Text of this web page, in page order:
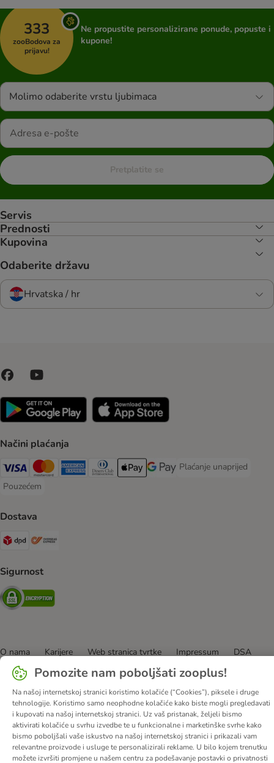
333
zooBodova za
prijavu!
Ne propustite personalizirane ponude, popuste i
kupone!
Molimo odaberite vrstu ljubimaca
Pretplatite se
Servis
Prednosti
Kupovina
Odaberite državu
Hrvatska / hr
Načini plaćanja
Visa Payment Method
MasterCard Payment Method
American Express Payment Method
Diners Club Payment Method
Payment MethodGoogle pay Payment Method
Plaćanje unaprijed
Plaćanje unaprijed
Pouzećem
Pouzećem Payment Method
Dostava
DPD Shipping Method
Sigurnost
Security
O nama Karijere Web stranica tvrtke Impressum
DSA
Opći uvjeti poslovanja
Odustati od ugovora
Kontakt
Propisi o uklanjanju otpada
Zaštita podataka
Izjava o pristupačnosti
© zooplus SE 2026
Pomozite nam poboljšati zooplus!
Na našoj internetskoj stranici koristimo kolačiće (“Cookies”), piksele i druge
tehnologije. Koristimo samo neophodne kolačiće kako biste mogli pregledavati
i kupovati na našoj internetskoj stranici. Uz vaš pristanak, željeli bismo
aktivirati kolačiće u svrhu izvedbe te u funkcionalne i marketinške svrhe kako
bismo poboljšali vaše iskustvo na našoj internetskoj stranici i prikazali vam
relevantne proizvode i usluge te personalizirali reklame. U bilo kojem trenutku
možete izvršiti promjene u našem centru za podešavanje postavki o privatnosti